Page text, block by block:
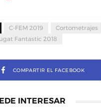
C-FEM 2019 Cortometrajes
Fantastic 2018
COMPARTIR EL FACEBOOK
INTERESAR